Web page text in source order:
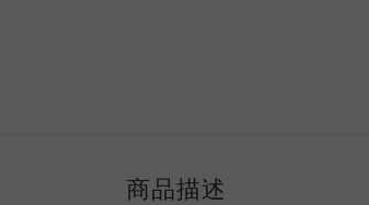
商品描述